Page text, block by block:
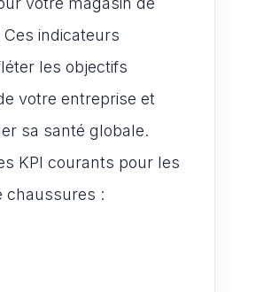
indicateurs
les objectifs
votre entreprise et
sa santé globale.
KPI courants pour les
chaussures :